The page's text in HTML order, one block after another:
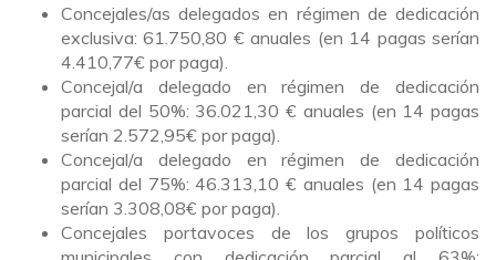
Concejales/as delegados en régimen de dedicación
exclusiva: 61.750,80 € anuales (en 14 pagas serían
4.410,77€ por paga).
Concejal/a delegado en régimen de dedicación
parcial del 50%: 36.021,30 € anuales (en 14 pagas
serían 2.572,95€ por paga).
Concejal/a delegado en régimen de dedicación
parcial del 75%: 46.313,10 € anuales (en 14 pagas
serían 3.308,08€ por paga).
Concejales portavoces de los grupos políticos